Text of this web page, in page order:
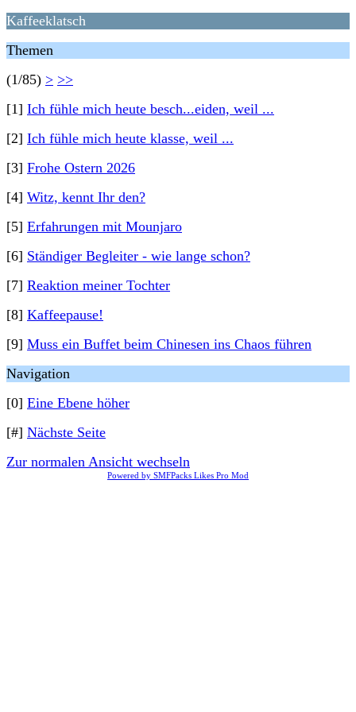
Kaffeeklatsch
Themen
(1/85) > >>
[1] Ich fühle mich heute besch...eiden, weil ...
[2] Ich fühle mich heute klasse, weil ...
[3] Frohe Ostern 2026
[4] Witz, kennt Ihr den?
[5] Erfahrungen mit Mounjaro
[6] Ständiger Begleiter - wie lange schon?
[7] Reaktion meiner Tochter
[8] Kaffeepause!
[9] Muss ein Buffet beim Chinesen ins Chaos führen
Navigation
[0] Eine Ebene höher
[#] Nächste Seite
Zur normalen Ansicht wechseln
Powered by SMFPacks Likes Pro Mod